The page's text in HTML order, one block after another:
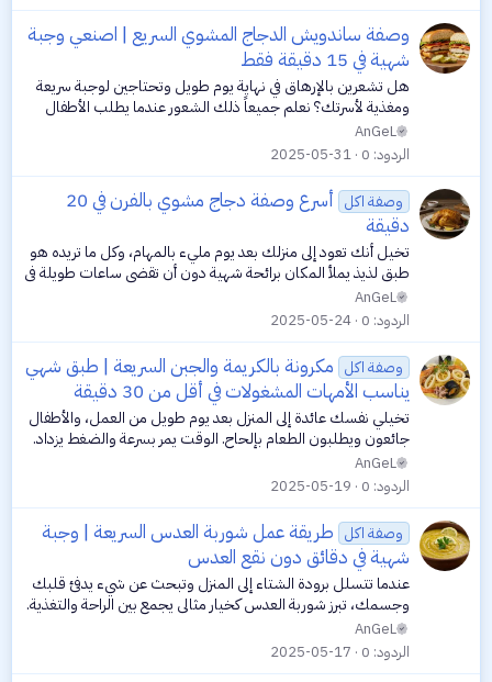
وصفة ساندويش الدجاج المشوي السريع | اصنعي وجبة
شهية في 15 دقيقة فقط
هل تشعرين بالإرهاق في نهاية يوم طويل وتحتاجين لوجبة سريعة
ومغذية لأسرتك؟ نعلم جميعاً ذلك الشعور عندما يطلب الأطفال
العشاء وأنت تقفين أمام الثلاجة تبحثين عن حل سريع وصحي.
ساندويش الدجاج المشوي...
AnGeL
الردود 0
2025-05-31
وصفة اكل
أسرع وصفة دجاج مشوي بالفرن في 20
دقيقة
تخيل أنك تعود إلى منزلك بعد يوم مليء بالمهام، وكل ما تريده هو
طبق لذيذ يملأ المكان برائحة شهية دون أن تقضي ساعات طويلة في
الموقف! هذه...
AnGeL
الردود 0
2025-05-24
وصفة اكل مكرونة بالكريمة والجبن السريعة | طبق شهي
يناسب الأمهات المشغولات في أقل من 30 دقيقة
تخيلي نفسك عائدة إلى المنزل بعد يوم طويل من العمل، والأطفال
جائعون ويطلبون الطعام بإلحاح. الوقت يمر بسرعة والضغط يزداد.
في هذه اللحظات، تحتاجين إلى وصفة سريعة ومُرضية للجميع.
المكرونة بالكريمة...
AnGeL
الردود 0
2025-05-19
وصفة اكل طريقة عمل شوربة العدس السريعة | وجبة
شهية في دقائق دون نقع العدس
عندما تتسلل برودة الشتاء إلى المنزل وتبحث عن شيء يدفئ قلبك
وجسمك، تبرز شوربة العدس كخيار مثالي يجمع بين الراحة والتغذية.
قد تتذكرون تلك اللحظات العائلية الحميمة حول مائدة الطعام،
حيث تملأ رائحة...
AnGeL
الردود 0
2025-05-17